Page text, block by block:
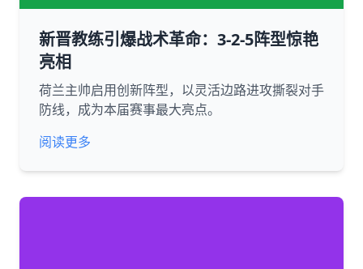
新晋教练引爆战术革命：3-2-5阵型惊艳
亮相
荷兰主帅启用创新阵型，以灵活边路进攻撕裂对手
防线，成为本届赛事最大亮点。
阅读更多